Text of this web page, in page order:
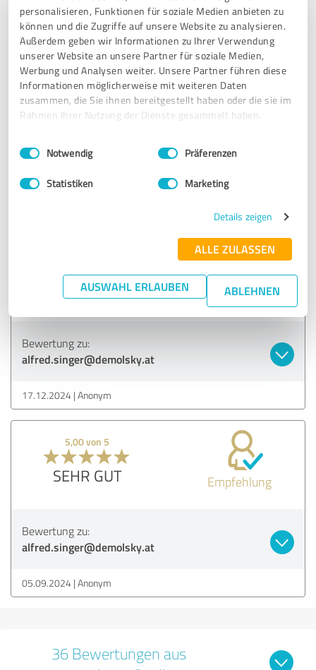
personalisieren, Funktionen für soziale Medien anbieten zu
können und die Zugriffe auf unsere Website zu analysieren.
Außerdem geben wir Informationen zu Ihrer Verwendung
unserer Website an unsere Partner für soziale Medien,
Werbung und Analysen weiter. Unsere Partner führen diese
Informationen möglicherweise mit weiteren Daten
zusammen, die Sie ihnen bereitgestellt haben oder die sie im
Rahmen Ihrer Nutzung der Dienste gesammelt haben.
Impressum Datenschutzbestimmungen
Einwilligungsauswahl
Notwendig Präferenzen
Statistiken Marketing
Details zeigen
ALLE ZULASSEN
AUSWAHL ERLAUBEN ABLEHNEN
17.12.2025 Wolfgang A.
5,00 von 5
SEHR GUT Empfehlung
Bewertung zu:
SEHR GUT Empfehlung
Bewertung zu:
alfred.singer@demolsky.at
17.12.2024 Anonym
5,00 von 5
SEHR GUT Empfehlung
Bewertung zu:
alfred.singer@demolsky.at
05.09.2024 Anonym
36 Bewertungen aus